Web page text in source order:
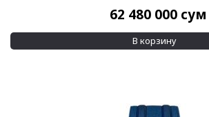
62 480 000 сум
В корзину